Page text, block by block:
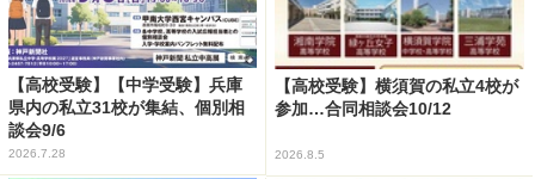
【高校受験】【中学受験】兵庫
県内の私立31校が集結、個別相
談会9/6
2026.7.28
【高校受験】横須賀の私立4校が
参加…合同相談会10/12
2026.8.5